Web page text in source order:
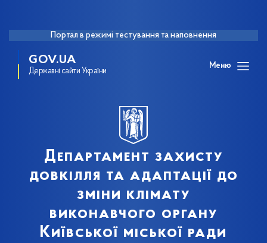
Портал в режимі тестування та наповнення
GOV.UA
Державні сайти України
Меню
Департамент захисту
довкілля та адаптації до
зміни клімату
виконавчого органу
Київської міської ради